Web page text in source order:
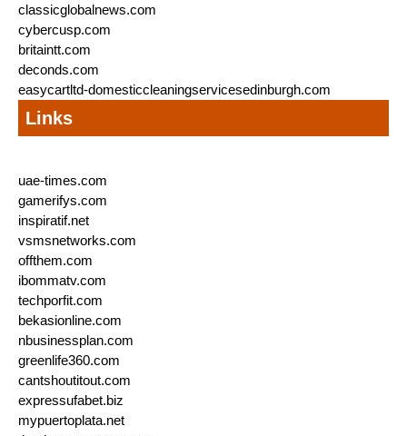
classicglobalnews.com
cybercusp.com
britaintt.com
deconds.com
easycartltd-domesticcleaningservicesedinburgh.com
Links
uae-times.com
gamerifys.com
inspiratif.net
vsmsnetworks.com
offthem.com
ibommatv.com
techporfit.com
bekasionline.com
nbusinessplan.com
greenlife360.com
cantshoutitout.com
expressufabet.biz
mypuertoplata.net